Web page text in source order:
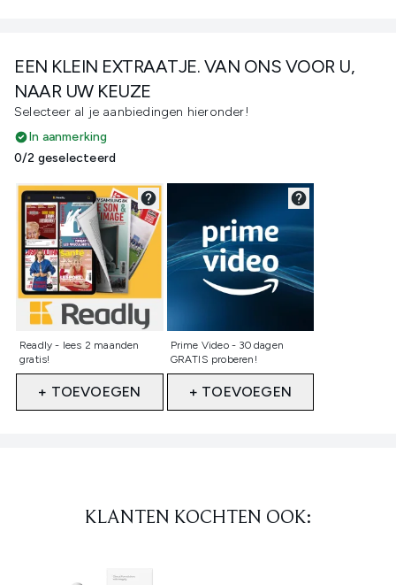
EEN KLEIN EXTRAATJE. VAN ONS VOOR U,
NAAR UW KEUZE
Selecteer al je aanbiedingen hieronder!
In aanmerking
0/2 geselecteerd
Readly - lees 2 maanden
gratis!
Niet geselecteerd
+ TOEVOEGEN
Prime Video - 30 dagen
GRATIS proberen!
Niet geselecteerd
+ TOEVOEGEN
KLANTEN KOCHTEN OOK: